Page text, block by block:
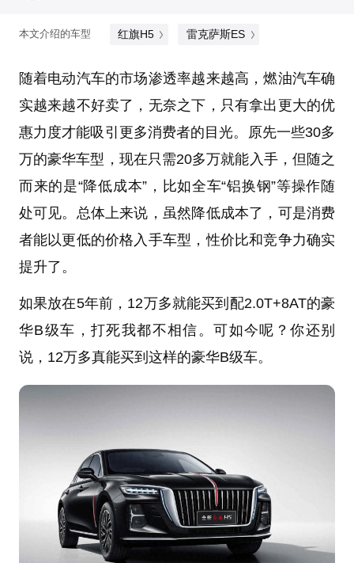
本文介绍的车型 红旗H5 雷克萨斯ES
随着电动汽车的市场渗透率越来越高，燃油汽车确
实越来越不好卖了，无奈之下，只有拿出更大的优
惠力度才能吸引更多消费者的目光。原先一些30多
万的豪华车型，现在只需20多万就能入手，但随之
而来的是“降低成本”，比如全车“铝换钢”等操作随
处可见。总体上来说，虽然降低成本了，可是消费
者能以更低的价格入手车型，性价比和竞争力确实
提升了。
如果放在5年前，12万多就能买到配2.0T+8AT的豪
华B级车，打死我都不相信。可如今呢？你还别
说，12万多真能买到这样的豪华B级车。